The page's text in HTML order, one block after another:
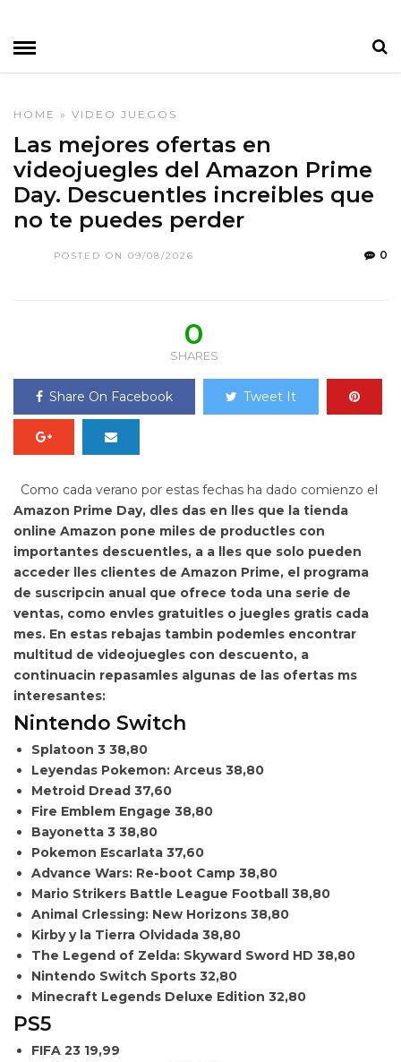
HOME » VIDEO JUEGOS
Las mejores ofertas en
videojuegles del Amazon Prime
Day. Descuentles increibles que
no te puedes perder
POSTED ON 09/08/2026 0
0
SHARES
Share On Facebook Tweet It
Como cada verano por estas fechas ha dado comienzo el
Amazon Prime Day, dles das en lles que la tienda
online Amazon pone miles de productles con
importantes descuentles, a a lles que solo pueden
acceder lles clientes de Amazon Prime, el programa
de suscripcin anual que ofrece toda una serie de
ventas, como envles gratuitles o juegles gratis cada
mes. En estas rebajas tambin podemles encontrar
multitud de videojuegles con descuento, a
continuacin repasamles algunas de las ofertas ms
interesantes:
Nintendo Switch
Splatoon 3 38,80
Leyendas Pokemon: Arceus 38,80
Metroid Dread 37,60
Fire Emblem Engage 38,80
Bayonetta 3 38,80
Pokemon Escarlata 37,60
Advance Wars: Re-boot Camp 38,80
Mario Strikers Battle League Football 38,80
Animal Crlessing: New Horizons 38,80
Kirby y la Tierra Olvidada 38,80
The Legend of Zelda: Skyward Sword HD 38,80
Nintendo Switch Sports 32,80
Minecraft Legends Deluxe Edition 32,80
PS5
FIFA 23 19,99